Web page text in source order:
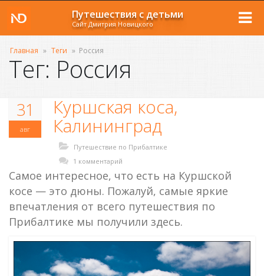
Путешествия с детьми
Сайт Дмитрия Новицкого
Главная » Теги » Россия
Тег: Россия
31
авг
Куршская коса,
Калининград
Путешествие по Прибалтике
1 комментарий
Самое интересное, что есть на Куршской
косе — это дюны. Пожалуй, самые яркие
впечатления от всего путешествия по
Прибалтике мы получили здесь.